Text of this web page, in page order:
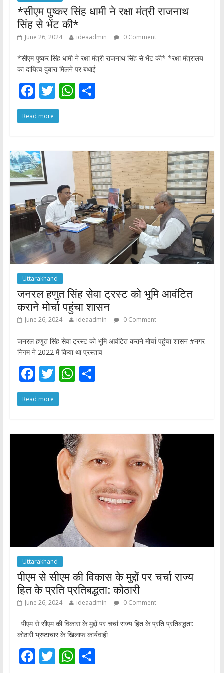
*सीएम पुष्कर सिंह धामी ने रक्षा मंत्री राजनाथ
सिंह से भेंट की*
June 26, 2024 ideaadmin 0 Comment
*सीएम पुष्कर सिंह धामी ने रक्षा मंत्री राजनाथ सिंह से भेंट की* *रक्षा मंत्रालय
का दायित्व दुबारा मिलने पर बधाई
F
ac
e
o
o
k
T
w
itt
W
A
p
p
S
Read more
Uttarakhand
जनरल हणुत सिंह सेवा ट्रस्ट को भूमि आवंटित
कराने मोर्चा पहुंचा शासन
June 26, 2024 ideaadmin 0 Comment
जनरल हणुत सिंह सेवा ट्रस्ट को भूमि आवंटित कराने मोर्चा पहुंचा शासन #नगर
निगम ने 2022 में किया था प्रस्ताव
F
ac
e
o
T
w
itt
W
A
p
p
S
Read more
Uttarakhand
पीएम से सीएम की विकास के मुद्दों पर चर्चा राज्य
हित के प्रति प्रतिबद्धता: कोठारी
June 26, 2024 ideaadmin 0 Comment
पीएम से सीएम की विकास के मुद्दों पर चर्चा राज्य हित के प्रति प्रतिबद्धता:
कोठारी भ्रष्टाचार के खिलाफ कार्यवाही
F T W S